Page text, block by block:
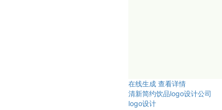
在线生成 查看详情
清新简约饮品logo设计公司
logo设计